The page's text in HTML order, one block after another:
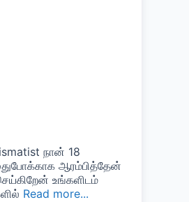
நான் 18
ஆரம்பித்தேன்
உங்களிடம்
Read more...